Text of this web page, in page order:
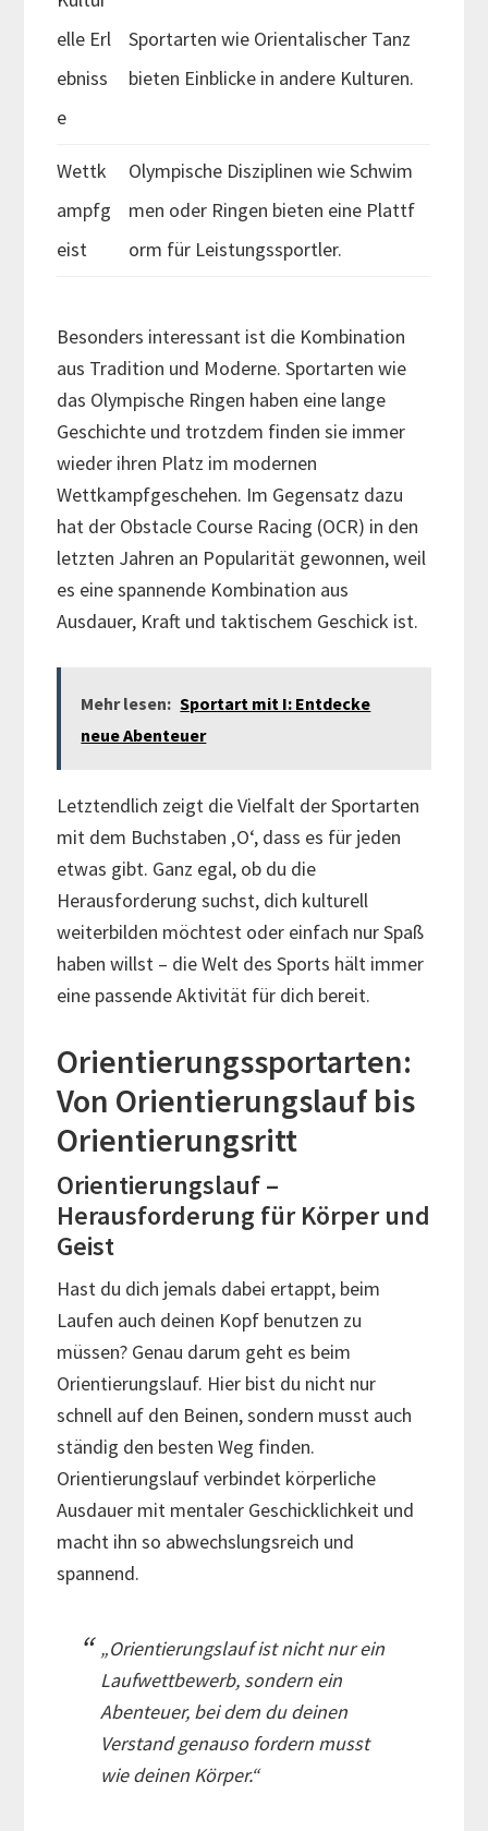
elle Erl
ebniss
e
Sportarten wie Orientalischer Tanz
bieten Einblicke in andere Kulturen.
Wettk
ampfg
eist
Olympische Disziplinen wie Schwim
men oder Ringen bieten eine Plattf
orm für Leistungssportler.
Besonders interessant ist die Kombination
aus Tradition und Moderne. Sportarten wie
das Olympische Ringen haben eine lange
Geschichte und trotzdem finden sie immer
wieder ihren Platz im modernen
Wettkampfgeschehen. Im Gegensatz dazu
hat der Obstacle Course Racing (OCR) in den
letzten Jahren an Popularität gewonnen, weil
es eine spannende Kombination aus
Ausdauer, Kraft und taktischem Geschick ist.
Mehr lesen: Sportart mit I: Entdecke
neue Abenteuer
Letztendlich zeigt die Vielfalt der Sportarten
mit dem Buchstaben ‚O‘, dass es für jeden
etwas gibt. Ganz egal, ob du die
Herausforderung suchst, dich kulturell
weiterbilden möchtest oder einfach nur Spaß
haben willst – die Welt des Sports hält immer
eine passende Aktivität für dich bereit.
Orientierungssportarten:
Von Orientierungslauf bis
Orientierungsritt
Orientierungslauf –
Herausforderung für Körper und
Geist
Hast du dich jemals dabei ertappt, beim
Laufen auch deinen Kopf benutzen zu
müssen? Genau darum geht es beim
Orientierungslauf. Hier bist du nicht nur
schnell auf den Beinen, sondern musst auch
ständig den besten Weg finden.
Orientierungslauf verbindet körperliche
Ausdauer mit mentaler Geschicklichkeit und
macht ihn so abwechslungsreich und
spannend.
„Orientierungslauf ist nicht nur ein
Laufwettbewerb, sondern ein
Abenteuer, bei dem du deinen
Verstand genauso fordern musst
wie deinen Körper.“